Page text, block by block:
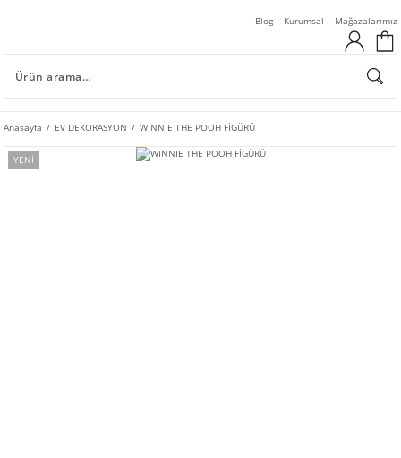
Blog Kurumsal Mağazalarımız
Anasayfa EV DEKORASYON WINNIE THE POOH FİGÜRÜ
YENİ